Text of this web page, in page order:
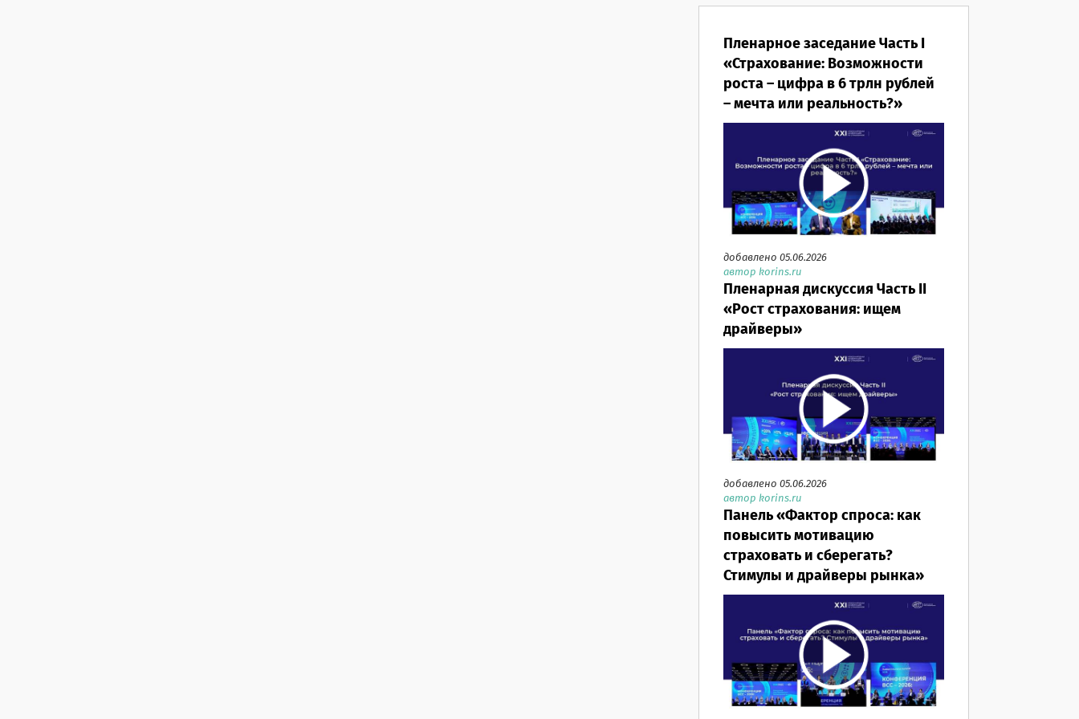
Пленарное заседание Часть I
«Страхование: Возможности
роста – цифра в 6 трлн рублей
– мечта или реальность?»
добавлено 05.06.2026
автор korins.ru
Пленарная дискуссия Часть II
«Рост страхования: ищем
драйверы»
добавлено 05.06.2026
автор korins.ru
Панель «Фактор спроса: как
повысить мотивацию
страховать и сберегать?
Стимулы и драйверы рынка»